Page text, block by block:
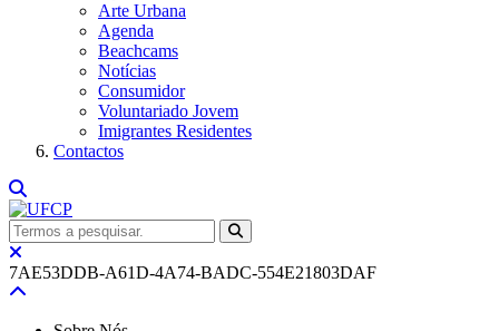
Arte Urbana
Agenda
Beachcams
Notícias
Consumidor
Voluntariado Jovem
Imigrantes Residentes
Contactos
7AE53DDB-A61D-4A74-BADC-554E21803DAF